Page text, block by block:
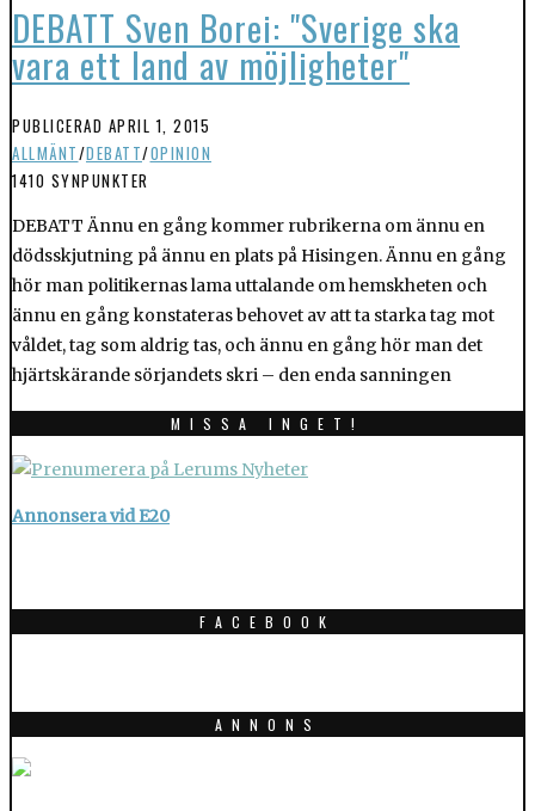
DEBATT Sven Borei: "Sverige ska
vara ett land av möjligheter"
PUBLICERAD APRIL 1, 2015
ALLMÄNT/DEBATT/OPINION
1410 SYNPUNKTER
DEBATT Ännu en gång kommer rubrikerna om ännu en
dödsskjutning på ännu en plats på Hisingen. Ännu en gång
hör man politikernas lama uttalande om hemskheten och
ännu en gång konstateras behovet av att ta starka tag mot
våldet, tag som aldrig tas, och ännu en gång hör man det
hjärtskärande sörjandets skri – den enda sanningen
MISSA INGET!
Annonsera vid E20
FACEBOOK
ANNONS